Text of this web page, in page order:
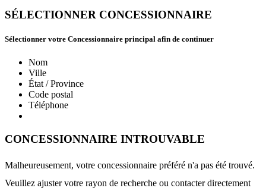
SÉLECTIONNER CONCESSIONNAIRE
Sélectionner votre Concessionnaire principal afin de continuer
Nom
Ville
État / Province
Code postal
Téléphone
CONCESSIONNAIRE INTROUVABLE
Malheureusement, votre concessionnaire préféré n'a pas été trouvé.
Veuillez ajuster votre rayon de recherche ou contacter directement